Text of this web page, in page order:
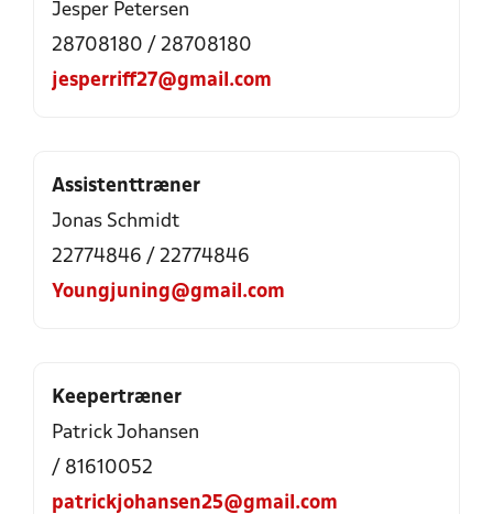
Jesper Petersen
28708180 / 28708180
jesperriff27@gmail.com
Assistenttræner
Jonas Schmidt
22774846 / 22774846
Youngjuning@gmail.com
Keepertræner
Patrick Johansen
/ 81610052
patrickjohansen25@gmail.com